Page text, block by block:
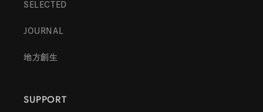
SELECTED
JOURNAL
地方創生
SUPPORT